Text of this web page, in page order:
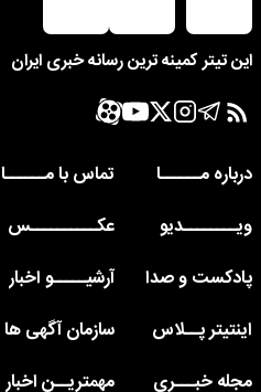
این تیتر کمینه ترین رسانه خبری ایران
درباره مــــــا
تماس با مــــــا
ویــــــــدیو
عکــــــــــس
پادکست و صدا
آرشیـــــو اخبار
اینتیتر پــلاس
سازمان آگهی ها
مجله خبـــری
مهمتریــن اخبار